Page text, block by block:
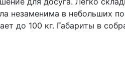
незаменима в небольших
до 100 кг. Габариты в